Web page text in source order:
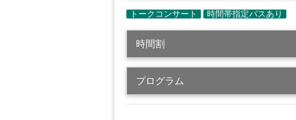
時間割
プログラム